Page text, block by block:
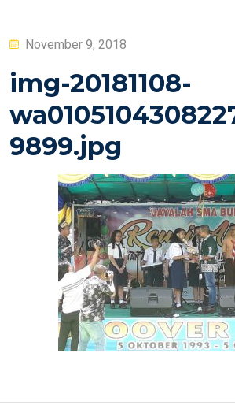
Posted
November 9, 2018
img-20181108-
9899.jpg